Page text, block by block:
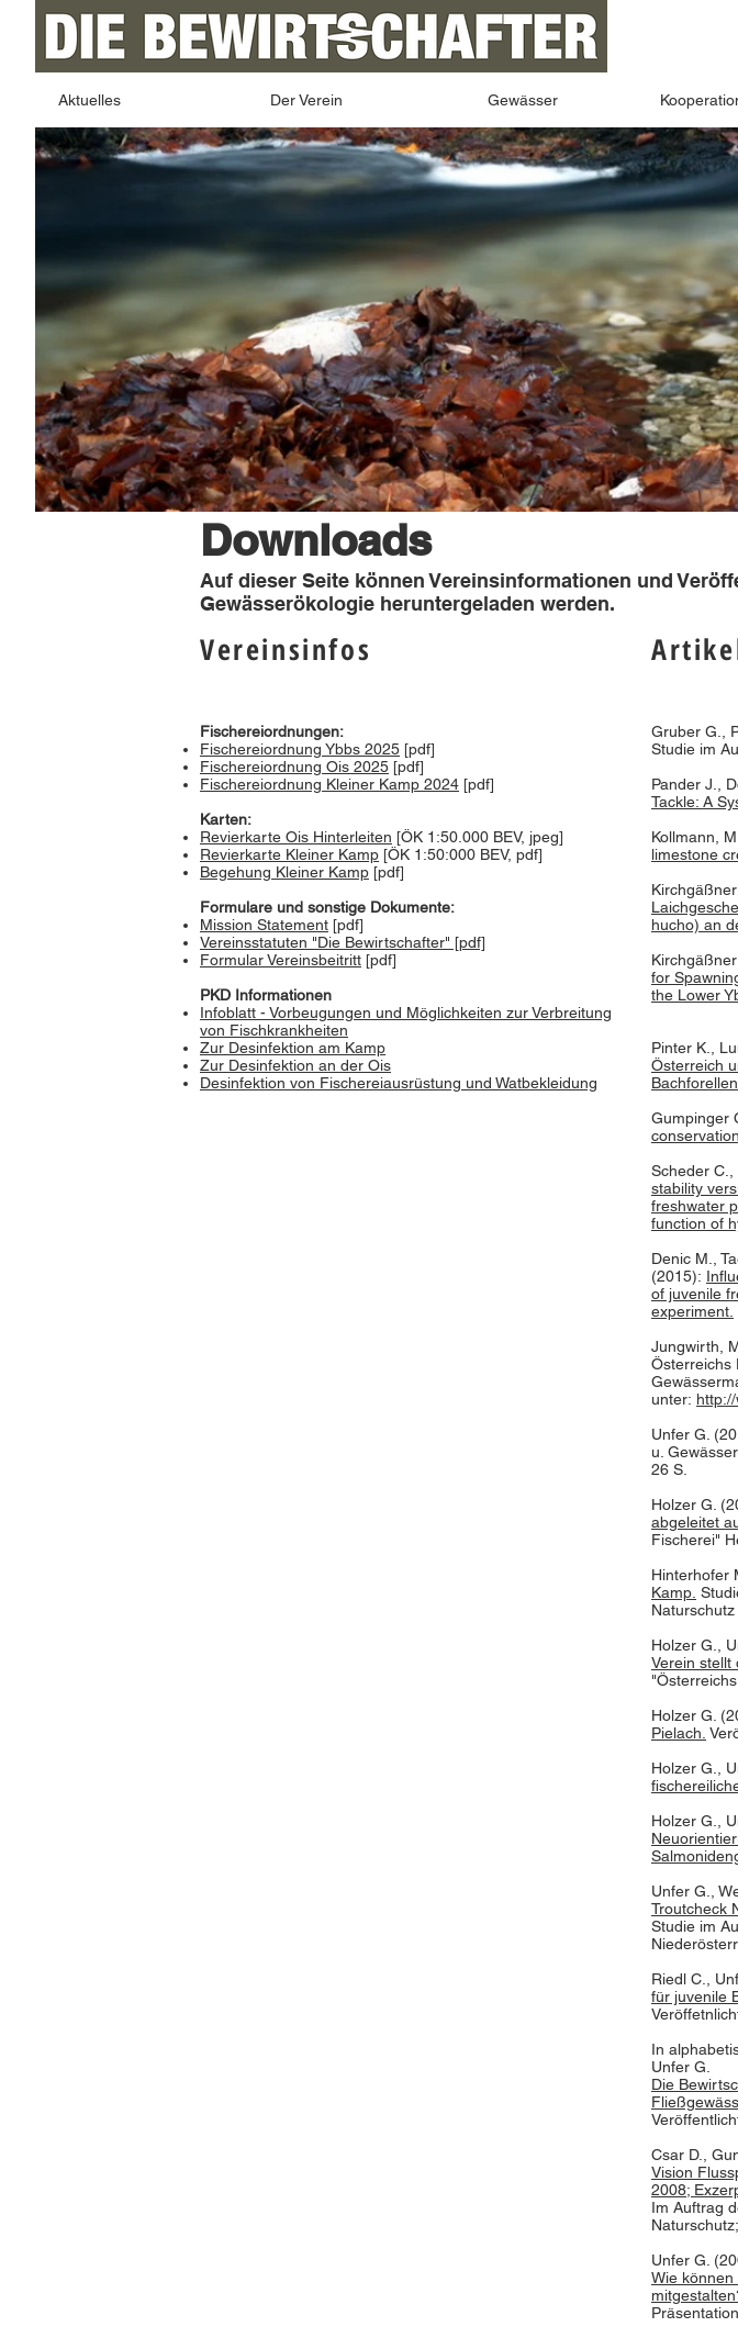
Aktuelles Der Verein Gewässer
Downloads
Auf dieser Seite können Vereinsinformationen und
Gewässerökologie heruntergeladen werden.
Vereinsinfos
​Fischereiordnungen:
Fischereiordnung Ybbs 2025 [pdf]
Fischereiordnung Ois 2025 [pdf]
Fischereiordnung Kleiner Kamp 2024 [pdf]
Karten:
Revierkarte Ois Hinterleiten [ÖK 1:50.000 BEV, jpeg]
Revierkarte Kleiner Kamp [ÖK 1:50:000 BEV, pdf]
Begehung Kleiner Kamp [pdf]
Formulare und sonstige Dokumente:
Mission Statement [pdf]
Vereinsstatuten "Die Bewirtschafter" [pdf]
Formular Vereinsbeitritt [pdf]
PKD Informationen
Infoblatt - Vorbeugungen und Möglichkeiten zur Verbreitung
von Fischkrankheiten
Zur Desinfektion am Kamp
Zur Desinfektion an der Ois
Desinfektion von Fischereiausrüstung und Watbekleidung
Gruber G.,
Studie im
Pander J.,
Tackle: A
Kollmann,
limestone
hucho) an
for
the Lower
Pinter K.,
Österreich
Bachforellen.
Gumpinger
Scheder C.,
stability
freshwater
function of
Denic M.,
(2015):
of juvenile
experiment.
Jungwirth,
Österreichs
unter:
Unfer G.
u.
26 S.
Holzer G.
abgeleitet
Fischerei"
Hinterhofer
Kamp.
Naturschutz
Holzer G.,
Verein stellt
Holzer G.
Pielach.
Holzer G.,
Holzer G.,
Unfer G.,
Troutcheck
Studie im
Riedl C.,
für juvenile
In
Unfer G.
Die
Csar D.,
Vision
2008;
Im Auftrag
Unfer G.
Wie